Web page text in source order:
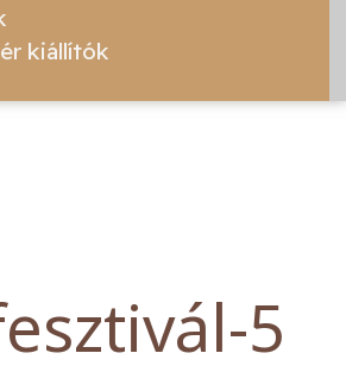
kiállítók
5